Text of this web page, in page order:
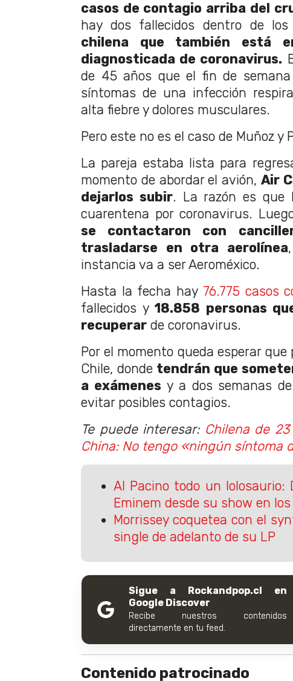
casos de contagio arriba del
hay dos fallecidos dentro de
chilena que también está
diagnosticada de coronavirus.
de 45 años que el fin de semana
síntomas de una infección
alta fiebre y dolores musculares.
Pero este no es el caso de Muñoz y
La pareja estaba lista para
momento de abordar el avión, Air
dejarlos subir. La razón es que
cuarentena por coronavirus.
se contactaron con
trasladarse en otra aerolínea
instancia va a ser Aeroméxico.
Hasta la fecha hay 76.775 casos
fallecidos y18.858 personas
recuperar de coronavirus.
Por el momento queda esperar
Chile, donde tendrán que
a exámenes y a dos semanas
evitar posibles contagios.
Te puede interesar: Chilena de
China: No tengo «ningún síntoma
Al Pacino todo un lolosaurio:
Eminem desde su show en
Morrissey coquetea con el
single de adelanto de su LP
Sigue a Rockandpop.cl en
Google Discover
Recibe nuestros contenidos
directamente en tu feed.
Contenido patrocinado